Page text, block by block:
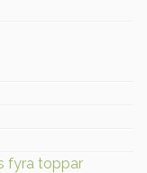
fyra toppar